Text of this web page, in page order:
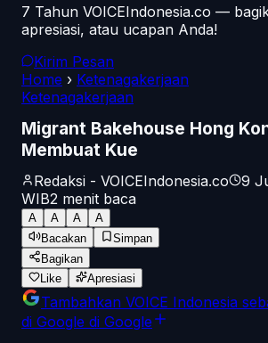
7 Tahun VOICEIndonesia.co —
apresiasi, atau ucapan Anda!
Kirim Pesan
Home › Ketenagakerjaan
Ketenagakerjaan
Migrant Bakehouse Hong
Membuat Kue
Redaksi - VOICEIndonesia.co
9
WIB2 menit baca
A A A
A
Bacakan
Simpan
Bagikan
Like
Apresiasi
Tambahkan VOICE Indonesia
di Google di Google